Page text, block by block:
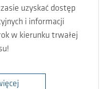
uzyskać dostęp
i informacji
w kierunku trwałej